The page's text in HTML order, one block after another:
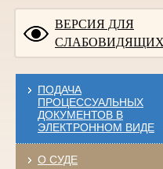
ВЕРСИЯ ДЛЯ
СЛАБОВИДЯЩИХ
ПОДАЧА
ПРОЦЕССУАЛЬНЫХ
ДОКУМЕНТОВ В
ЭЛЕКТРОННОМ ВИДЕ
О СУДЕ